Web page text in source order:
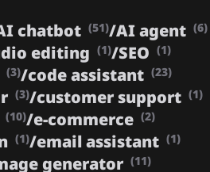
AI agent (6)
/
chatbot (51)
SEO (1)
/
editing (1)
code assistant (23)
/
(3)
customer support (1)
/
(3)
e-commerce (2)
/
(10)
email assistant (1)
/
(1)
generator (11)